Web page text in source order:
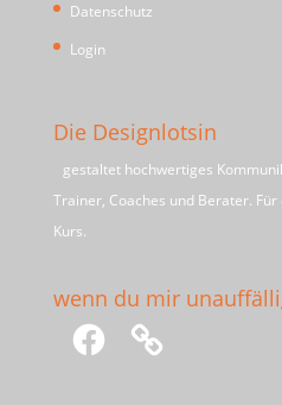
Datenschutz
Login
Die Designlotsin
gestaltet hochwertiges
Trainer, Coaches und Berater.
Kurs.
wenn du mir
Facebook